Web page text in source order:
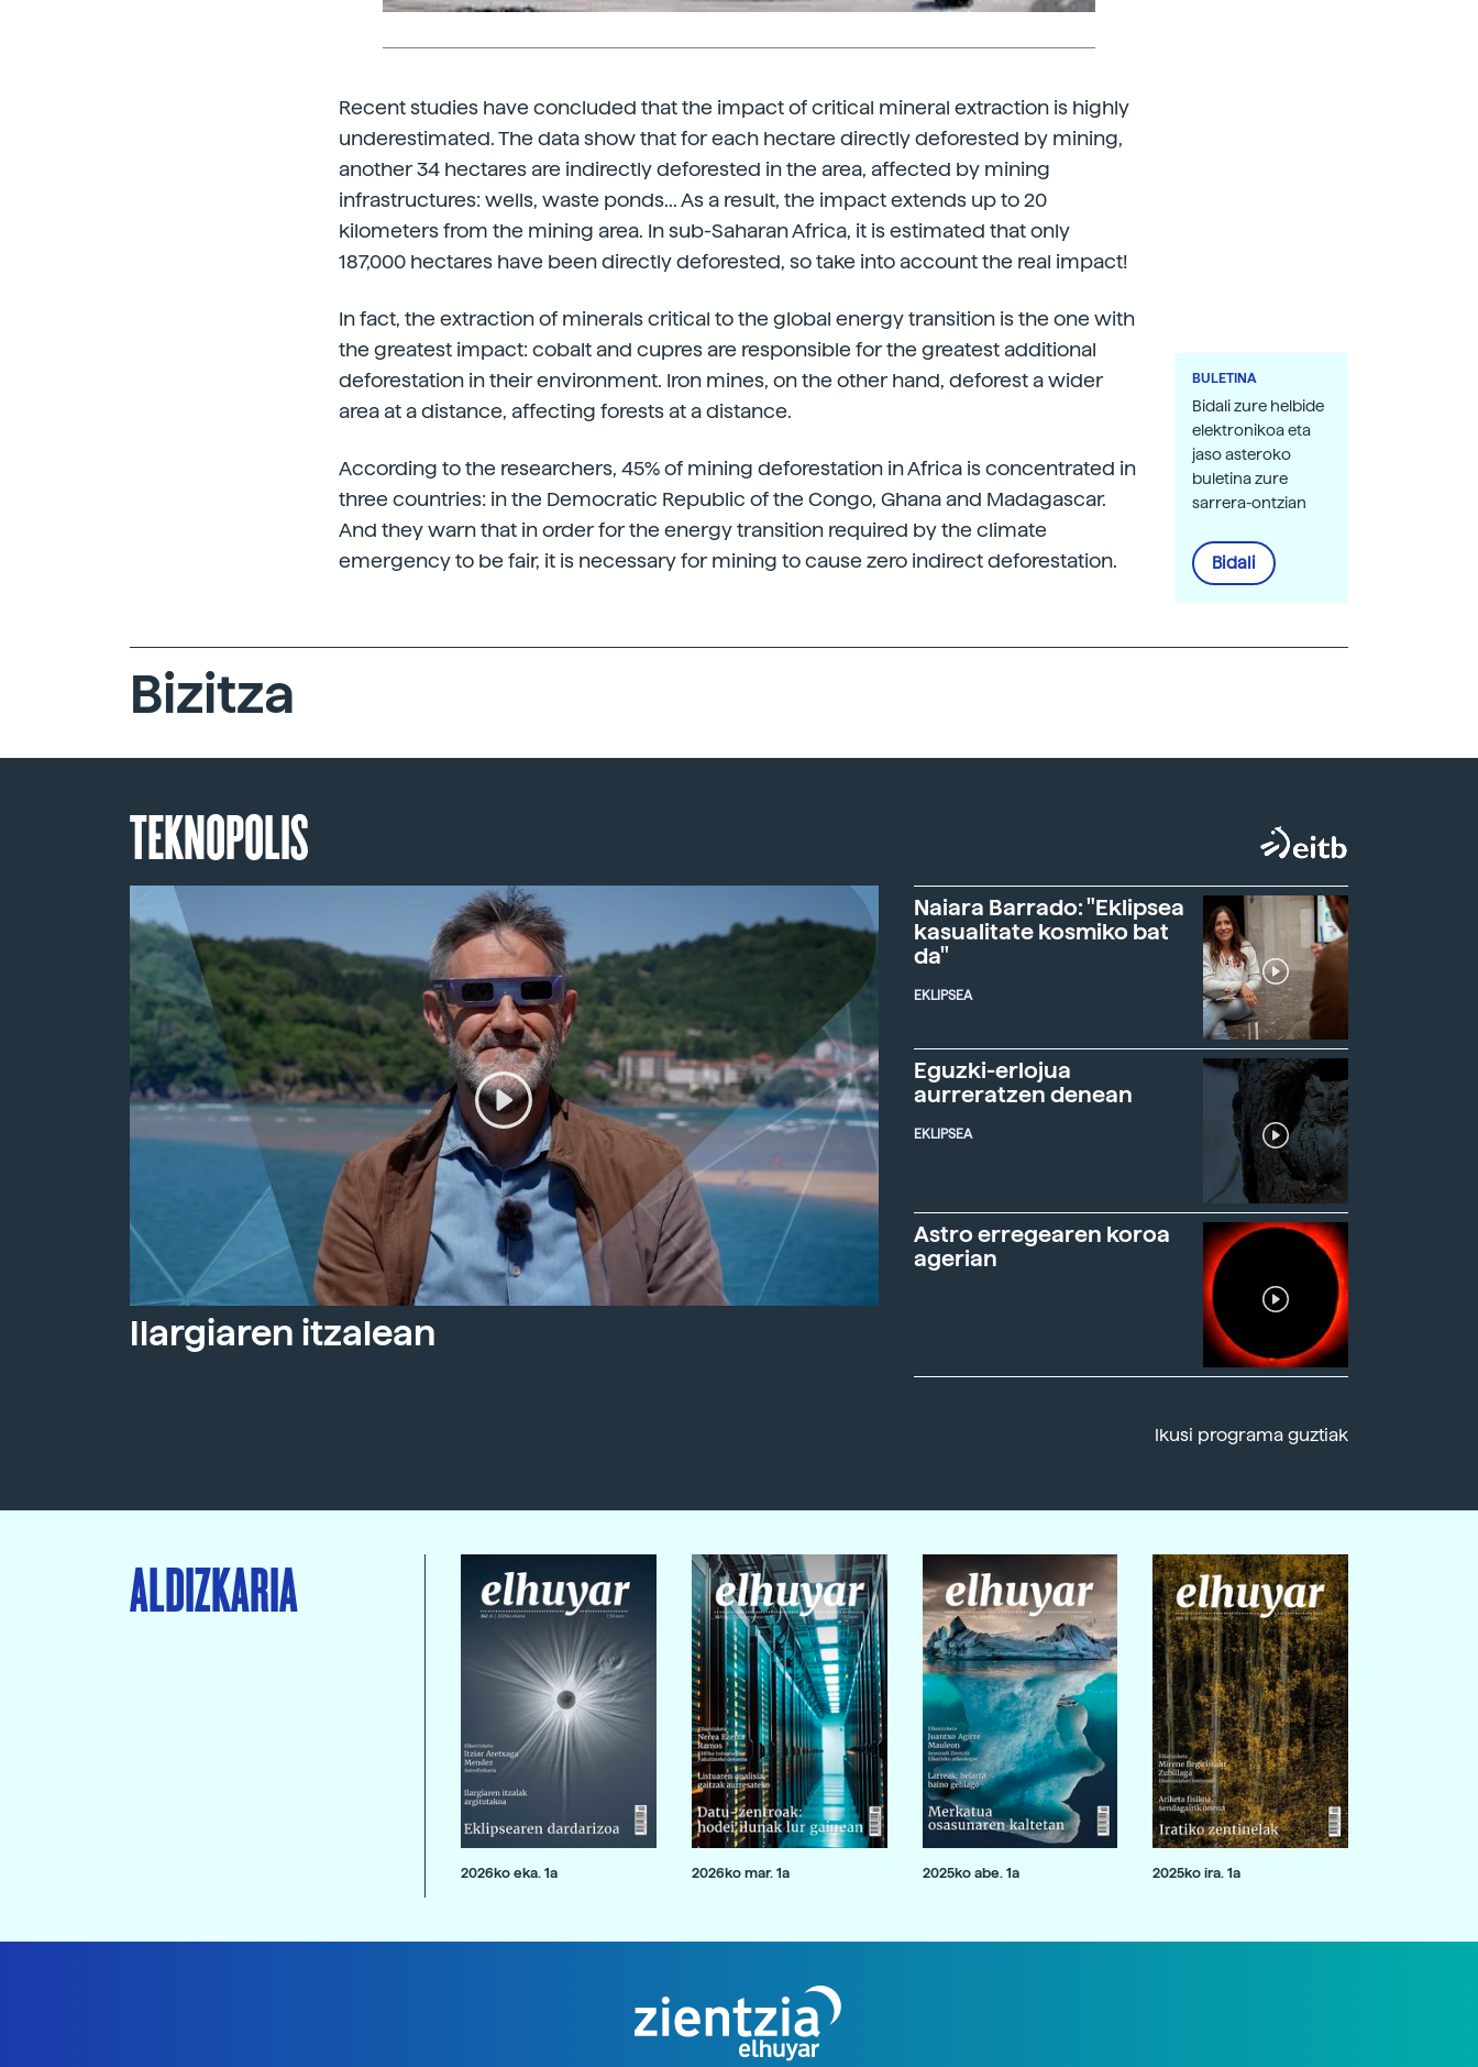
Recent studies have concluded that the impact of critical mineral extraction is highly
underestimated. The data show that for each hectare directly deforested by mining,
another 34 hectares are indirectly deforested in the area, affected by mining
infrastructures: wells, waste ponds... As a result, the impact extends up to 20
kilometers from the mining area. In sub-Saharan Africa, it is estimated that only
187,000 hectares have been directly deforested, so take into account the real impact!
In fact, the extraction of minerals critical to the global energy transition is the one with
the greatest impact: cobalt and cupres are responsible for the greatest additional
deforestation in their environment. Iron mines, on the other hand, deforest a wider
area at a distance, affecting forests at a distance.
According to the researchers, 45% of mining deforestation in Africa is concentrated in
three countries: in the Democratic Republic of the Congo, Ghana and Madagascar.
And they warn that in order for the energy transition required by the climate
emergency to be fair, it is necessary for mining to cause zero indirect deforestation.
BULETINA
Bidali zure helbide
elektronikoa eta
jaso asteroko
buletina zure
sarrera-ontzian
Bidali
Bizitza
TEKNOPOLIS
Ilargiaren itzalean
Naiara Barrado: "Eklipsea
kasualitate kosmiko bat
da"
EKLIPSEA
Eguzki-erlojua
aurreratzen denean
EKLIPSEA
Astro erregearen koroa
agerian
Ikusi programa guztiak
ALDIZKARIA
2026ko eka. 1a 2026ko mar. 1a 2025ko abe. 1a 2025ko ira. 1a